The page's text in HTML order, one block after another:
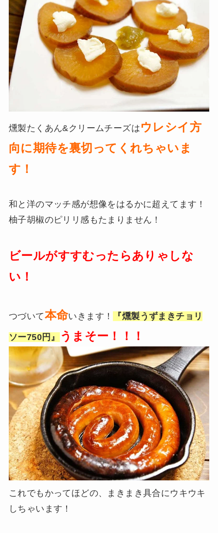
燻製たくあん&クリームチーズはウレシイ方
向に期待を裏切ってくれちゃいま
す！
和と洋のマッチ感が想像をはるかに超えてます！
柚子胡椒のピリリ感もたまりません！
ビールがすすむったらありゃしな
い！
つづいて本命いきます！ 『燻製うずまきチョリ
ソー750円』 うまそー！！！
これでもかってほどの、まきまき具合にウキウキ
しちゃいます！